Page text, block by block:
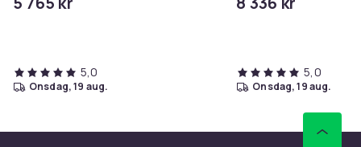
5,0
onsdag, 19 aug.
5,0
onsdag, 19 aug.